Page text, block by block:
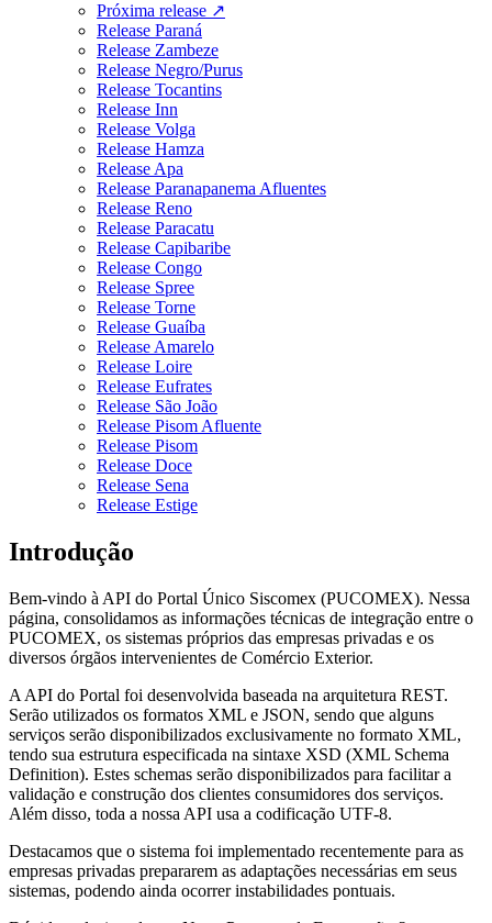
Próxima release ↗
Release Paraná
Release Zambeze
Release Negro/Purus
Release Tocantins
Release Inn
Release Volga
Release Hamza
Release Apa
Release Paranapanema Afluentes
Release Reno
Release Paracatu
Release Capibaribe
Release Congo
Release Spree
Release Torne
Release Guaíba
Release Amarelo
Release Loire
Release Eufrates
Release São João
Release Pisom Afluente
Release Pisom
Release Doce
Release Sena
Release Estige
Introdução
Bem-vindo à API do Portal Único Siscomex (PUCOMEX). Nessa
página, consolidamos as informações técnicas de integração entre o
PUCOMEX, os sistemas próprios das empresas privadas e os
diversos órgãos intervenientes de Comércio Exterior.
A API do Portal foi desenvolvida baseada na arquitetura REST.
Serão utilizados os formatos XML e JSON, sendo que alguns
serviços serão disponibilizados exclusivamente no formato XML,
tendo sua estrutura especificada na sintaxe XSD (XML Schema
Definition). Estes schemas serão disponibilizados para facilitar a
validação e construção dos clientes consumidores dos serviços.
Além disso, toda a nossa API usa a codificação UTF-8.
Destacamos que o sistema foi implementado recentemente para as
empresas privadas prepararem as adaptações necessárias em seus
sistemas, podendo ainda ocorrer instabilidades pontuais.